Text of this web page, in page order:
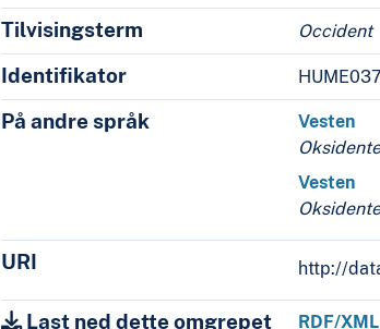
Tilvisingsterm Occident
Identifikator
På andre språk
Vesten
Vesten
URI http://
Last ned dette omgrepet RDF/XML